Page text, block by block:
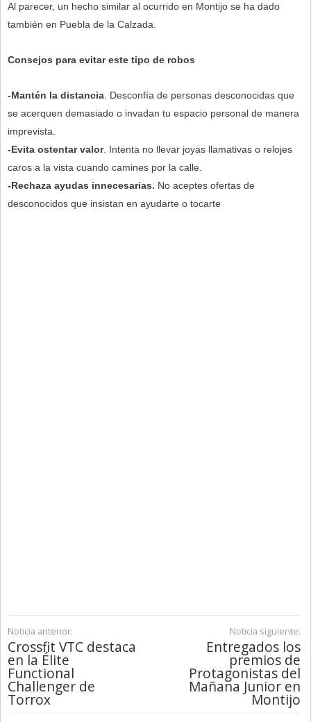
Al parecer, un hecho similar al ocurrido en Montijo se ha dado
también en Puebla de la Calzada.
Consejos para evitar este tipo de robos
-Mantén la distancia . Desconfía de personas desconocidas que
se acerquen demasiado o invadan tu espacio personal de manera
imprevista.
-Evita ostentar valor. Intenta no llevar joyas llamativas o relojes
caros a la vista cuando camines por la calle.
-Rechaza ayudas innecesarias. No aceptes ofertas de
desconocidos que insistan en ayudarte o tocarte
Noticia anterior:
Crossfit VTC destaca
en la Élite
Functional
Challenger de
Torrox
Noticia siguiente:
Entregados los
premios de
Protagonistas del
Mañana Junior en
Montijo